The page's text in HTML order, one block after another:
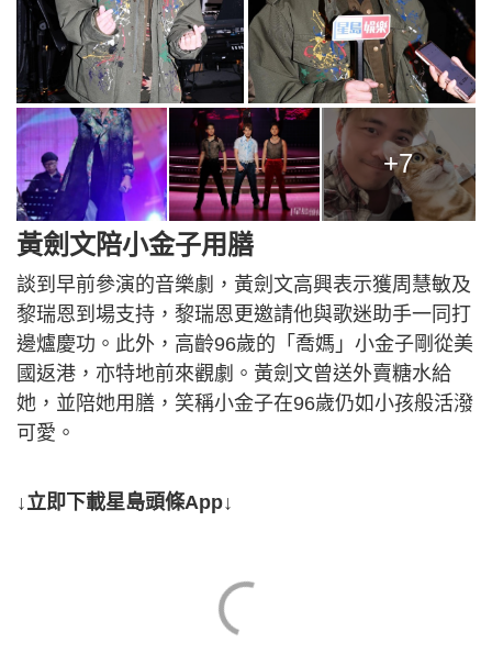
+7
黃劍文陪小金子用膳
談到早前參演的音樂劇，黃劍文高興表示獲周慧敏及
黎瑞恩到場支持，黎瑞恩更邀請他與歌迷助手一同打
邊爐慶功。此外，高齡96歲的「喬媽」小金子剛從美
國返港，亦特地前來觀劇。黃劍文曾送外賣糖水給
她，並陪她用膳，笑稱小金子在96歲仍如小孩般活潑
可愛。
↓立即下載星島頭條App↓